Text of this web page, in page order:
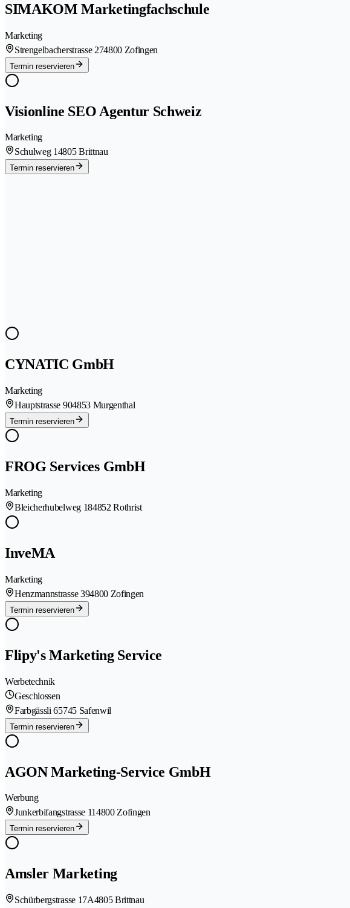
SIMAKOM Marketingfachschule
Marketing
Strengelbacherstrasse 274800 Zofingen
Termin reservieren
Visionline SEO Agentur Schweiz
Marketing
Schulweg 14805 Brittnau
Termin reservieren
CYNATIC GmbH
Marketing
Hauptstrasse 904853 Murgenthal
Termin reservieren
FROG Services GmbH
Marketing
Bleicherhubelweg 184852 Rothrist
InveMA
Marketing
Henzmannstrasse 394800 Zofingen
Termin reservieren
Flipy's Marketing Service
Werbetechnik
Geschlossen
Farbgässli 65745 Safenwil
Termin reservieren
AGON Marketing-Service GmbH
Werbung
Junkerbifangstrasse 114800 Zofingen
Termin reservieren
Amsler Marketing
Schürbergstrasse 17A4805 Brittnau